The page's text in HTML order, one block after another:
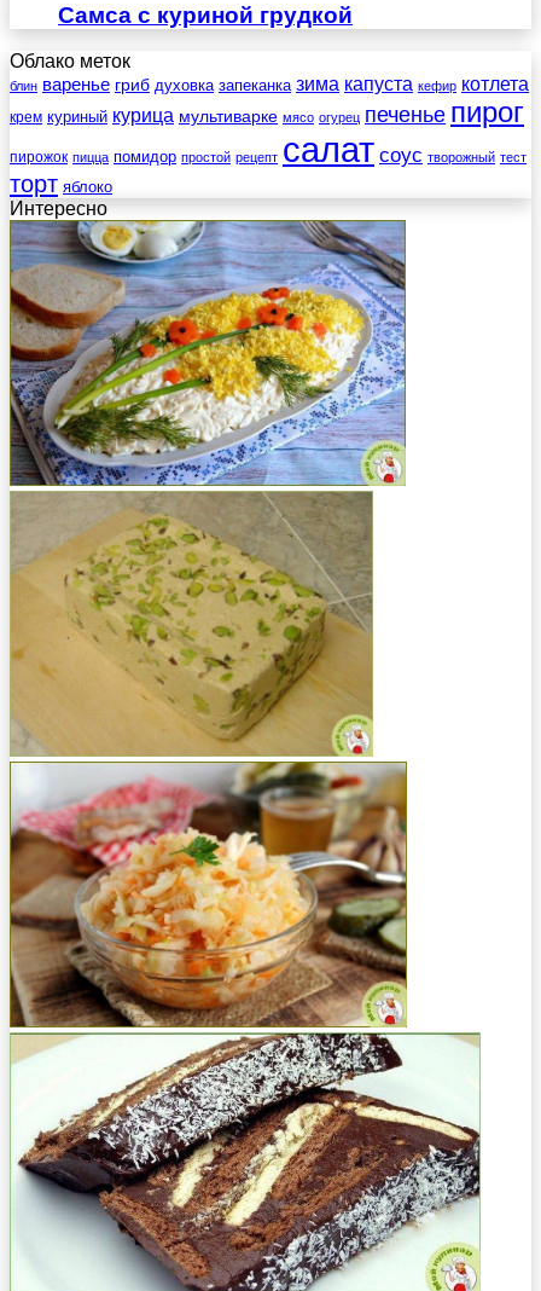
Самса с куриной грудкой
Облако меток
блин варенье гриб духовка запеканка зима капуста кефир котлета
крем куриный курица мультиварке мясо огурец печенье пирог
пирожок пицца помидор простой рецепт салат соус творожный тест
торт яблоко
Интересно